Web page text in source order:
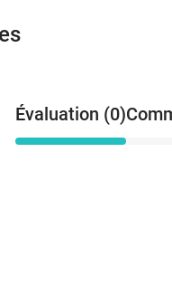
Évaluation (0)